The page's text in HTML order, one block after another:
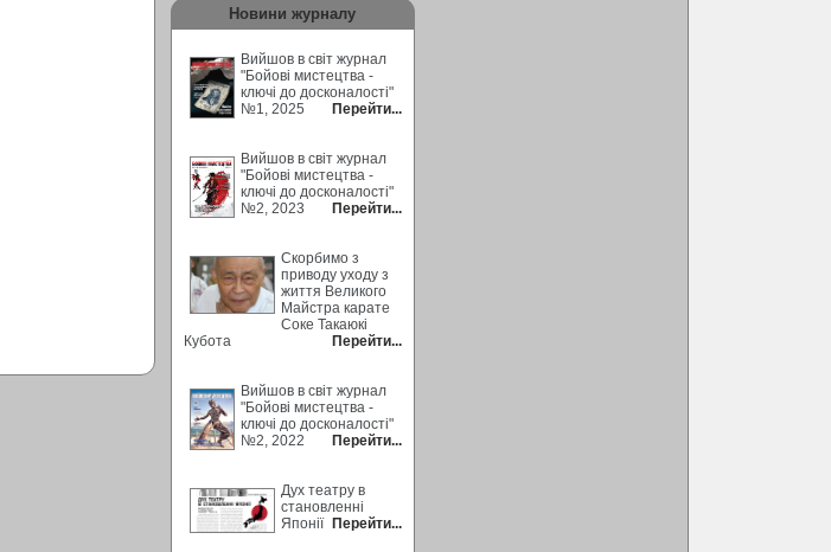
Новини журналу
Вийшов в світ журнал
"Бойові мистецтва -
ключі до досконалості"
№1, 2025
Перейти...
Вийшов в світ журнал
"Бойові мистецтва -
ключі до досконалості"
№2, 2023
Перейти...
Скорбимо з
приводу уходу з
життя Великого
Майстра карате
Соке Такаюкі
Кубота
Перейти...
Вийшов в світ журнал
"Бойові мистецтва -
ключі до досконалості"
№2, 2022
Перейти...
Дух театру в
становленні
Японії
Перейти...